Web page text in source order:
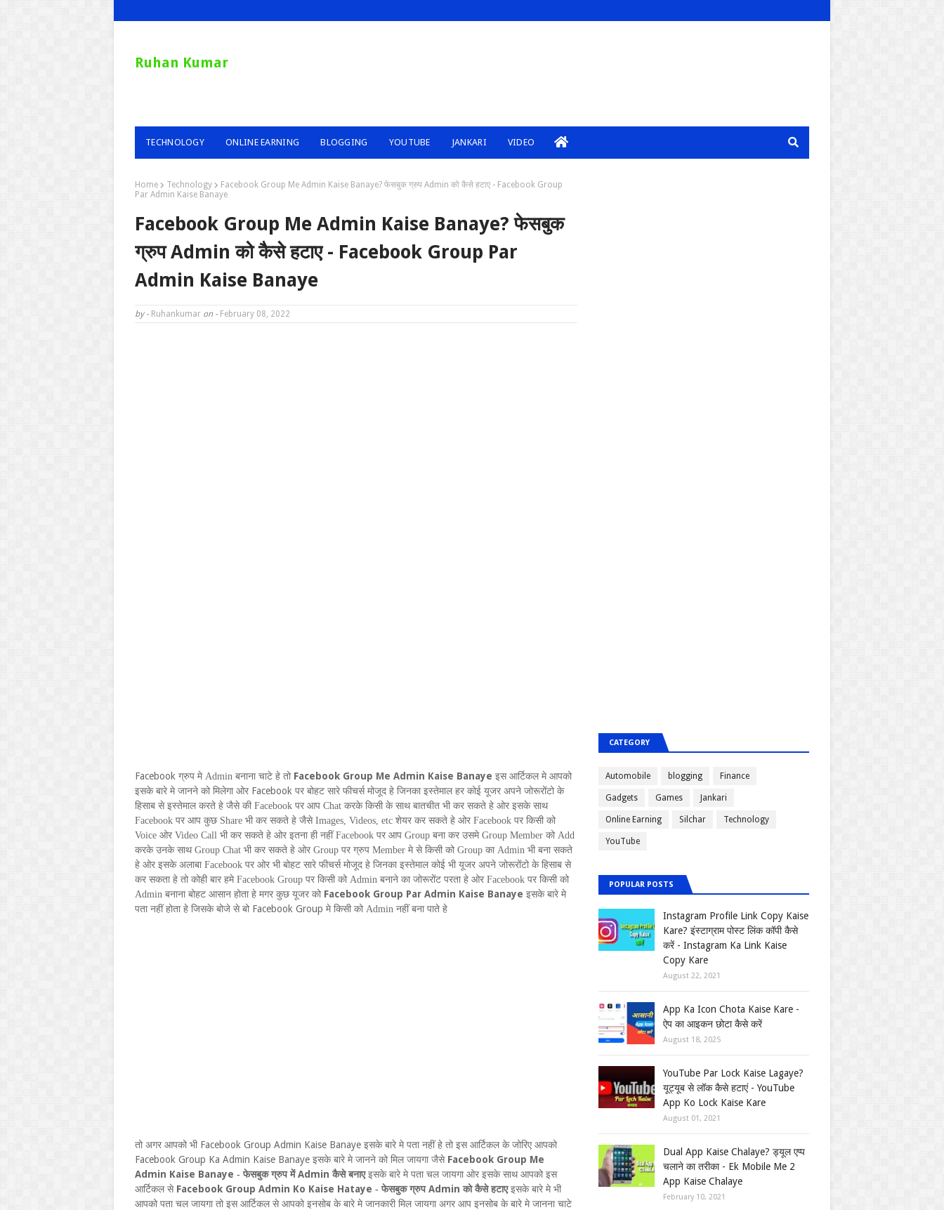
Ruhan Kumar
TECHNOLOGY ONLINE EARNING BLOGGING YOUTUBE JANKARI VIDEO
Home Technology
Facebook Group Me Admin Kaise Banaye? फेसबुक ग्रुप Admin को कैसे हटाए - Facebook Group
Par Admin Kaise Banaye
Facebook Group Me Admin Kaise Banaye? फेसबुक
ग्रुप Admin को कैसे हटाए - Facebook Group Par
Admin Kaise Banaye
by - Ruhankumar on - February 08, 2022
Facebook ग्रुप मे Admin बनाना चाटे हे तो Facebook Group Me Admin Kaise Banaye इस आर्टिकल मे आपको
इसके बारे मे जानने को मिलेगा ओर Facebook पर बोहट सारे फीचर्स मोजूद हे जिनका इस्तेमाल हर कोई यूजर अपने जोरूरोंटो के
हिसाब से इस्तेमाल करते हे जैसे की Facebook पर आप Chat करके किसी के साथ बातचीत भी कर सकते हे ओर इसके साथ
Facebook पर आप कुछ Share भी कर सकते हे जैसे Images, Videos, etc शेयर कर सकते हे ओर Facebook पर किसी को
Voice ओर Video Call भी कर सकते हे ओर इतना ही नहीं Facebook पर आप Group बना कर उसमे Group Member को Add
करके उनके साथ Group Chat भी कर सकते हे ओर Group पर ग्रुप Member मे से किसी को Group का Admin भी बना सकते
हे ओर इसके अलाबा Facebook पर ओर भी बोहट सारे फीचर्स मोजूद हे जिनका इस्तेमाल कोई भी यूजर अपने जोरूरोंटो के हिसाब से
कर सकता हे तो कोही बार हमे Facebook Group पर किसी को Admin बनाने का जोरूरोंट परता हे ओर Facebook पर किसी को
Admin बनाना बोहट आसान होता हे मगर कुछ यूजर को Facebook Group Par Admin Kaise Banaye इसके बारे मे
पता नहीं होता हे जिसके बोजे से बो Facebook Group मे किसी को Admin नहीं बना पाते हे
तो अगर आपको भी Facebook Group Admin Kaise Banaye इसके बारे मे पता नहीं हे तो इस आर्टिकल के जोरिए आपको
Facebook Group Ka Admin Kaise Banaye इसके बारे मे जानने को मिल जायगा जैसे Facebook Group Me
Admin Kaise Banaye - फेसबुक ग्रुप में Admin कैसे बनाए इसके बारे मे पता चल जायगा ओर इसके साथ आपको इस
आर्टिकल से Facebook Group Admin Ko Kaise Hataye - फेसबुक ग्रुप Admin को कैसे हटाए इसके बारे मे भी
आपको पता चल जायगा तो इस आर्टिकल से आपको इनसोब के बारे मे जानकारी मिल जायगा अगर आप इनसोब के बारे मे जानना चाटे
CATEGORY
Automobile blogging Finance
Gadgets Games Jankari
Online Earning Silchar Technology
YouTube
POPULAR POSTS
Instagram Profile Link Copy Kaise
Kare? इंस्टाग्राम पोस्ट लिंक कॉपी कैसे
करें - Instagram Ka Link Kaise
Copy Kare
August 22, 2021
App Ka Icon Chota Kaise Kare -
ऐप का आइकन छोटा कैसे करें
August 18, 2025
YouTube Par Lock Kaise Lagaye?
यूट्यूब से लॉक कैसे हटाएं - YouTube
App Ko Lock Kaise Kare
August 01, 2021
Dual App Kaise Chalaye? ड्यूल एप्प
चलाने का तरीका - Ek Mobile Me 2
App Kaise Chalaye
February 10, 2021